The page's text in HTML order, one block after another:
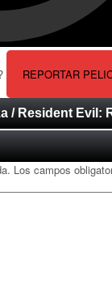
REPORTAR
/ Resident Evil:
Los campos